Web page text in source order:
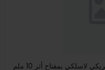
مثقاب إلكتريكي لاسلكي بمفتاح أثر 10 ملم Drillpro 350N.m لبطارية